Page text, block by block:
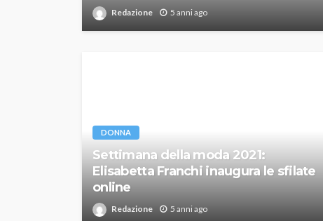
Redazione 5 anni ago
DONNA
Settimana della moda 2021:
Elisabetta Franchi inaugura le sfilate
online
Redazione 5 anni ago